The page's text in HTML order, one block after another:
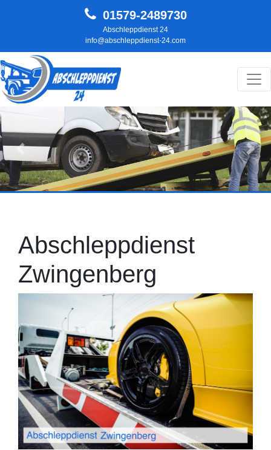
01579-2489730
Abschleppdienst 24
info@abschleppdienst-24.com
Hauptnavigation
Zurück
Abschleppdienst
Zwingenberg